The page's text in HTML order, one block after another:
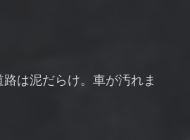
は泥だらけ。車が汚れま